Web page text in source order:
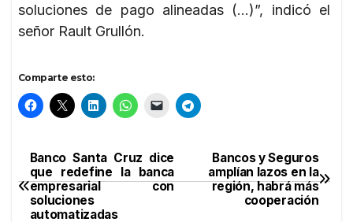
soluciones de pago alineadas (…)”, indicó el
señor Rault Grullón.
Comparte esto:
Navegación
de
Bancos y Seguros
amplían lazos en la
región, habrá más
cooperación
Banco Santa Cruz dice
que redefine la banca
empresarial con
soluciones
automatizadas